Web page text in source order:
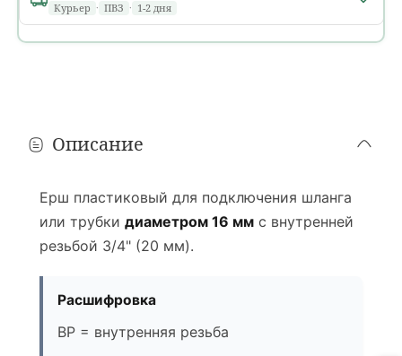
Курьер · ПВЗ · 1-2 дня
Минск и областные города
Районные города
До 18:00· только пн–пт
Ориентировочно: вторник, 11 августа
Деревни и агрогородки
Толькопн–пт· время доставки на усмотрение водителя
Описание
Ерш пластиковый для подключения шланга
или трубки диаметром 16 мм с внутренней
резьбой 3/4" (20 мм).
Расшифровка
ВР = внутренняя резьба